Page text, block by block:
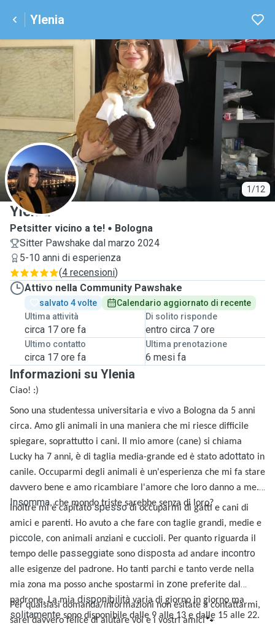
Ylenia
1/12
Y
Ylenia
Petsitter vicino a te!
Bologna
Sitter Pawshake dal marzo 2024
5-10 anni di esperienza
(4 recensioni)
Attivo nella Community Pawshake
salvato 4 volte
Calendario aggiornato di recente
Ultima attività
circa 17 ore fa
Di solito risponde
entro circa 7 ore
Ultimo contatto
circa 17 ore fa
Ultima prenotazione
6 mesi fa
Informazioni su Ylenia
Ciao! :)
Sono una studentessa universitaria e vivo a Bologna da 5 anni
circa. Amo gli animali in una maniera che mi riesce difficile
spiegare, soprattutto i cani. Il mio amore (cane) si chiama
Lucky ha 7 anni, è di taglia media-grande ed è stato adottato in
canile. Occuparmi degli animali è un'esperienza che mi fa stare
davvero bene e amo ricambiare l'amore che loro danno a me.
Insomma, che mondo triste sarebbe senza di loro?
Inoltre mi è capitatospessodi occuparmi di gatti e cani di
amici e parenti. Ho avuto a che fare con taglie grandi, medie e
piccole, con animali anziani e cuccioli. Per quanto riguarda il
tempo delle passeggiate sono disposta ad andare incontro
alle esigenze del padrone. Ho tanti parchi e tanto verde nella
mia zona ma posso anche spostarmi in zone preferite dal
padrone. La mia disponibilità varia di giorno in giorno ma
solitamente sono disponibile dalle 9 alle 13 e dalle 15 alle 22.
Per qualsiasi domanda/informazioni non esitate a contattarmi,
sarei davvero felice di aiutare voi e i vostri amici🐾